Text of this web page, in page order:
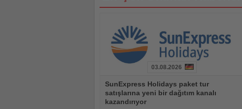
Oku
03.08.2026
SunExpress Holidays paket tur
satışlarına yeni bir dağıtım kanalı
kazandırıyor